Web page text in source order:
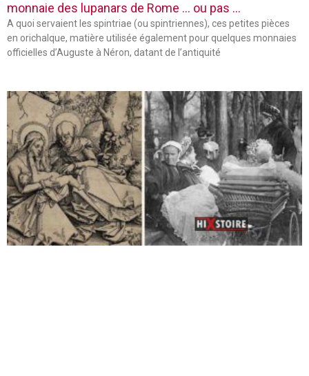
monnaie des lupanars de Rome … ou pas …
A quoi servaient les spintriae (ou spintriennes), ces petites pièces
en orichalque, matière utilisée également pour quelques monnaies
officielles d’Auguste à Néron, datant de l’antiquité